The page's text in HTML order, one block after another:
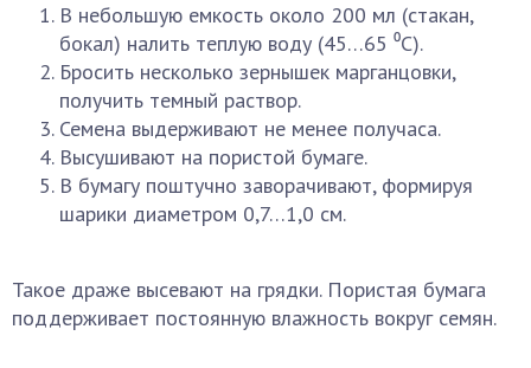
В небольшую емкость около 200 мл (стакан,
бокал) налить теплую воду (45…65 ⁰С).
Бросить несколько зернышек марганцовки,
получить темный раствор.
Семена выдерживают не менее получаса.
Высушивают на пористой бумаге.
В бумагу поштучно заворачивают, формируя
шарики диаметром 0,7…1,0 см.
Такое драже высевают на грядки. Пористая бумага
поддерживает постоянную влажность вокруг семян.